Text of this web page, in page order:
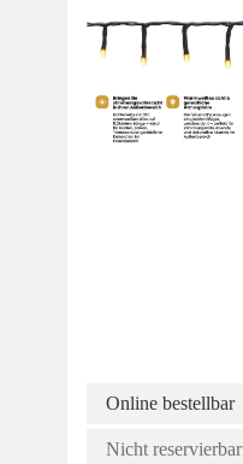
Online bestellbar
Nicht reservierbar